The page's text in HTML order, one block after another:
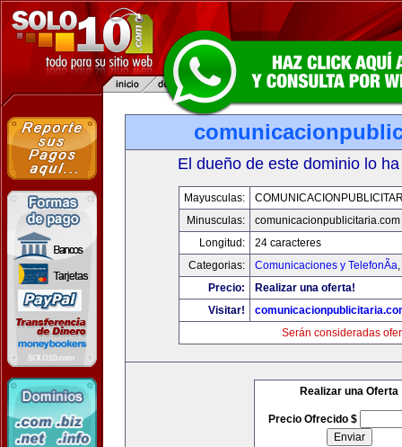
El dueño de este dominio lo
Mayusculas:
Minusculas:
comunicacionpublicitaria.com
Longitud:
24 caracteres
Categorias:
Comunicaciones y TelefonÃ­a,
Precio:
Realizar una oferta!
Visitar!
Serán consideradas
Realizar una Oferta
Precio Ofrecido $